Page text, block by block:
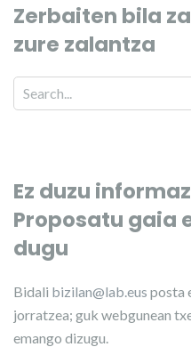
Zerbaiten bila
zure zalantza
Ez duzu
Proposatu gaia
dugu
Bidali bizilan@lab.eus posta
jorratzea; guk webgunean
emango dizugu.